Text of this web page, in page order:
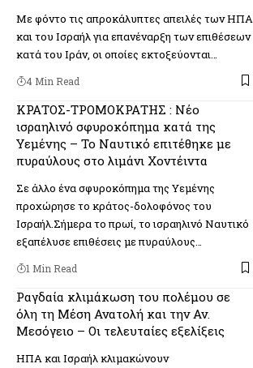
Με φόντο τις απροκάλυπτες απειλές των ΗΠΑ
και του Ισραήλ για επανέναρξη των επιθέσεων
κατά του Ιράν, οι οποίες εκτοξεύονται…
4 Min Read
ΚΡΑΤΟΣ-ΤΡΟΜΟΚΡΑΤΗΣ : Νέο
ισραηλινό σφυροκόπημα κατά της
Υεμένης – Το Ναυτικό επιτέθηκε με
πυραύλους στο λιμάνι Χοντέιντα
Σε άλλο ένα σφυροκόπημα της Υεμένης
προχώρησε το κράτος-δολοφόνος του
Ισραήλ.Σήμερα το πρωί, το ισραηλινό Ναυτικό
εξαπέλυσε επιθέσεις με πυραύλους…
1 Min Read
Ραγδαία κλιμάκωση του πολέμου σε
όλη τη Μέση Ανατολή και την Αν.
Μεσόγειο – Οι τελευταίες εξελίξεις
ΗΠΑ και Ισραήλ κλιμακώνουν